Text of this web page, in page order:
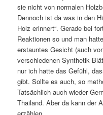
sie nicht von normalen
Dennoch ist da was in den
Holz erinnert“. Gerade bei
Reaktionen so und man
erstauntes Gesicht (auch
verschiedenen Synthetik
nur ich hatte das Gefühl,
gibt. Sollte es auch, so
Tatsächlich auch wieder
Thailand. Aber da kann der
erzählen.